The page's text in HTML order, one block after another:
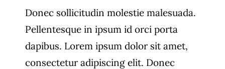
Donec sollicitudin molestie malesuada.
Pellentesque in ipsum id orci porta
dapibus. Lorem ipsum dolor sit amet,
consectetur adipiscing elit. Donec